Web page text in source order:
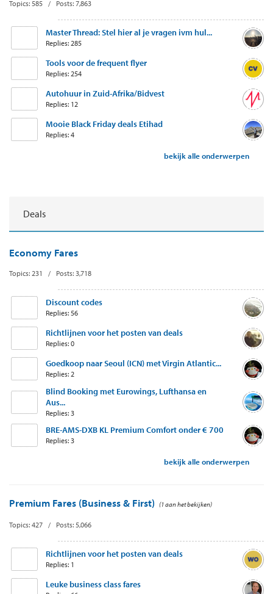
Topics: 585 / Posts: 7,863
Master Thread: Stel hier al je vragen ivm hul...
Replies: 285
Tools voor de frequent flyer
Replies: 254
Autohuur in Zuid-Afrika/Bidvest
Replies: 12
Mooie Black Friday deals Etihad
Replies: 4
bekijk alle onderwerpen
Deals
Economy Fares
Topics: 231 / Posts: 3,718
Discount codes
Replies: 56
Richtlijnen voor het posten van deals
Replies: 0
Goedkoop naar Seoul (ICN) met Virgin Atlantic...
Replies: 2
Blind Booking met Eurowings, Lufthansa en
Aus...
Replies: 3
BRE-AMS-DXB KL Premium Comfort onder € 700
Replies: 3
bekijk alle onderwerpen
Premium Fares (Business & First) (1 aan het bekijken)
Topics: 427 / Posts: 5,066
Richtlijnen voor het posten van deals
Replies: 1
Leuke business class fares